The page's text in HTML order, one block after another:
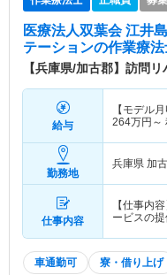
医療法人双葉会 江井
テーションの作業療
【兵庫県/加古郡】訪問
給与
【モデル月
264万円～
勤務地
兵庫県 加
仕事内容
【仕事内
ービスの
車通勤可 寮・借り上げ